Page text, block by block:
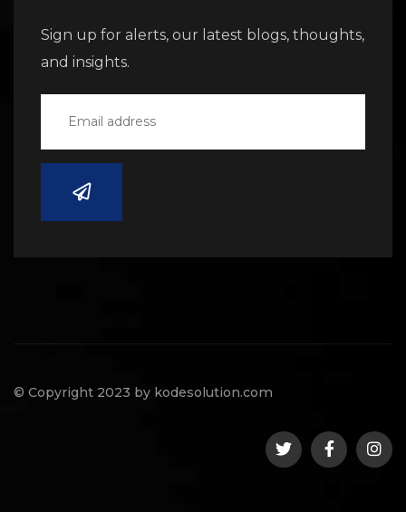
Sign up for alerts, our latest blogs, thoughts,
and insights.
© Copyright 2023 by kodesolution.com